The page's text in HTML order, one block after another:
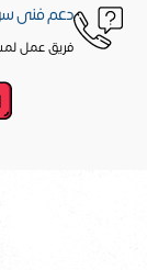
دعم فنى
فريق عمل